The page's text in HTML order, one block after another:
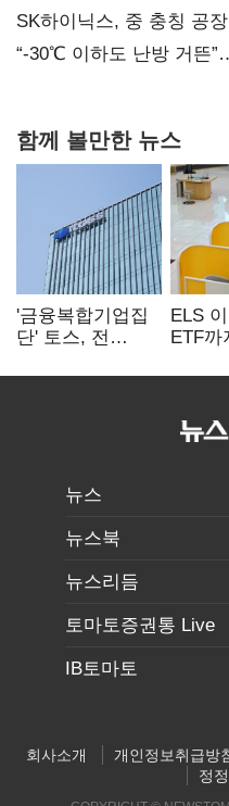
불만 확산
SK하이닉스, 중 충칭 공
없어”
“-30℃ 이하도 난방 거뜬
함께 볼만한 뉴스
'금융복합기업집
단' 토스, 전
표준화
ELS
ETF
제동
뉴스
뉴스북
뉴스리듬
토마토증권통 Live
IB토마토
회사소개 개인정보취급방
정